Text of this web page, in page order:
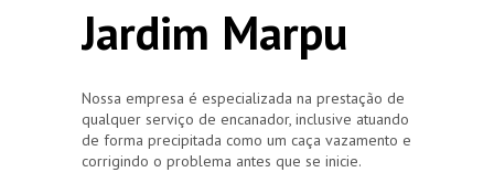
Jardim Marpu
Nossa empresa é especializada na prestação de
qualquer serviço de encanador, inclusive atuando
de forma precipitada como um caça vazamento e
corrigindo o problema antes que se inicie.